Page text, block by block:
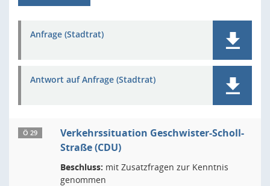
Anfrage (Stadtrat)
Antwort auf Anfrage (Stadtrat)
Ö 29
Verkehrssituation Geschwister-Scholl-
Straße (CDU)
Beschluss: mit Zusatzfragen zur Kenntnis
genommen